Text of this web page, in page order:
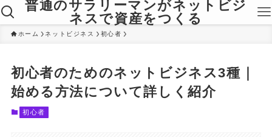
普通のサラリーマンがネットビジ
ネスで資産をつくる
ホーム ネットビジネス 初心者
初心者のためのネットビジネス3種｜
始める方法について詳しく紹介
初心者